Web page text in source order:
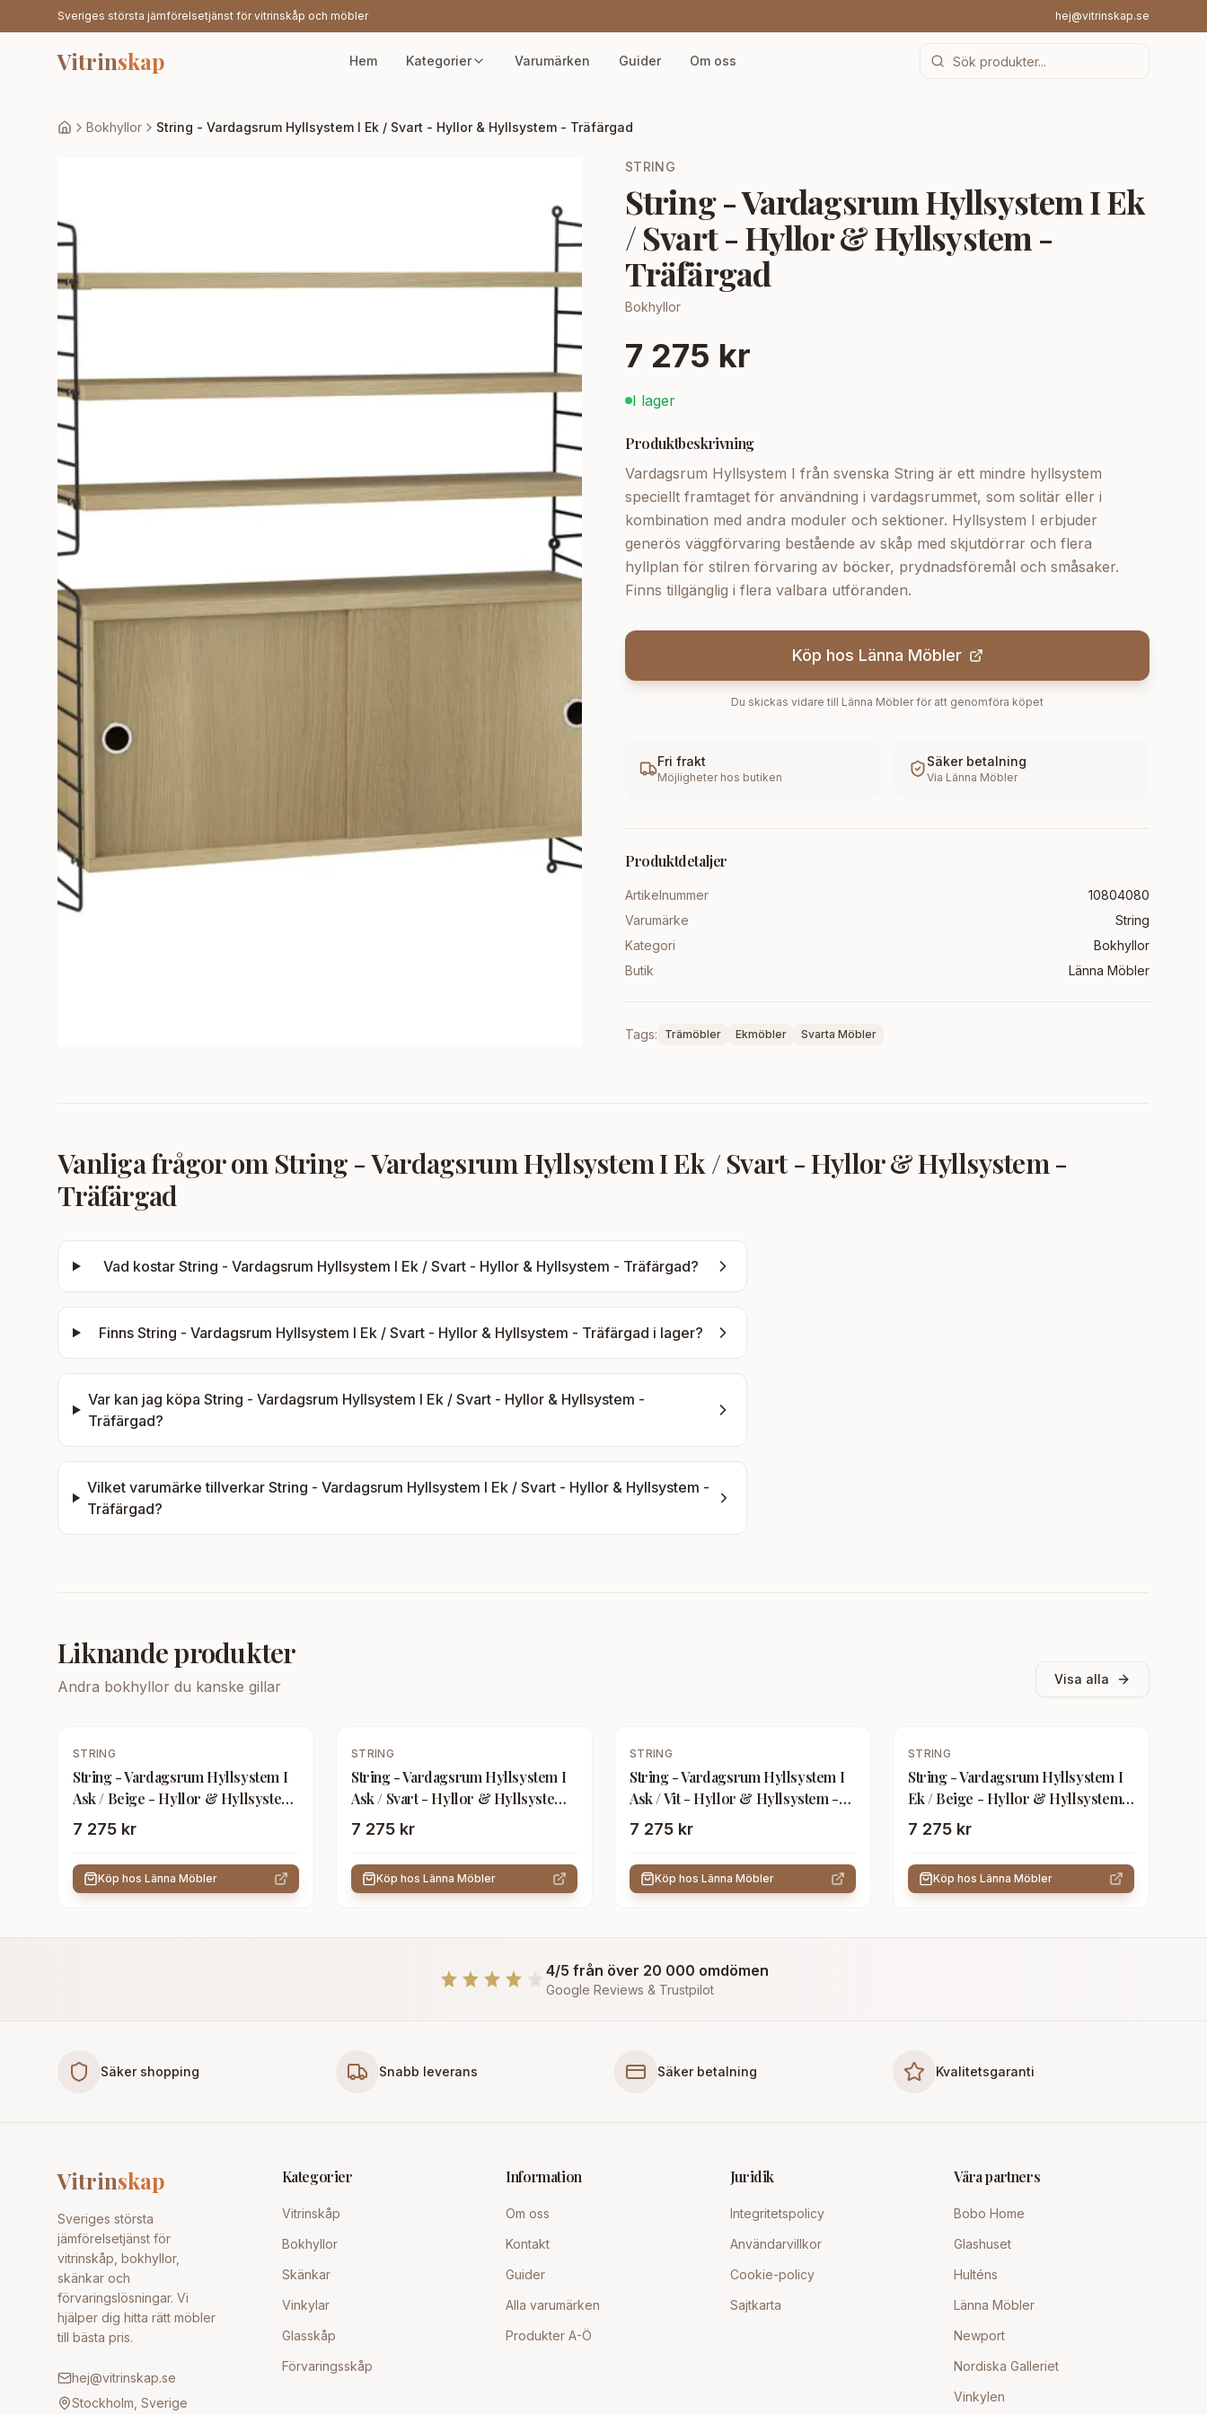
Sveriges största jämförelsetjänst för vitrinskåp och möbler hej@vitrinskap.se
Vitrinskap Hem Kategorier Varumärken Guider Om oss
Bokhyllor String - Vardagsrum Hyllsystem I Ek / Svart - Hyllor & Hyllsystem - Träfärgad
STRING
String - Vardagsrum Hyllsystem I Ek
/ Svart - Hyllor & Hyllsystem -
Träfärgad
Bokhyllor
7 275 kr
I lager
Produktbeskrivning
Vardagsrum Hyllsystem I från svenska String är ett mindre hyllsystem
speciellt framtaget för användning i vardagsrummet, som solitär eller i
kombination med andra moduler och sektioner. Hyllsystem I erbjuder
generös väggförvaring bestående av skåp med skjutdörrar och flera
hyllplan för stilren förvaring av böcker, prydnadsföremål och småsaker.
Finns tillgänglig i flera valbara utföranden.
Köp hos Länna Möbler
Du skickas vidare till Länna Möblerför att genomföra köpet
Fri frakt
Möjligheter hos butiken
Säker betalning
Via Länna Möbler
Produktdetaljer
Artikelnummer
10804080
Varumärke
String
Kategori
Bokhyllor
Butik
Länna Möbler
Tags: Trämöbler Ekmöbler Svarta Möbler
Vanliga frågor om String - Vardagsrum Hyllsystem I Ek / Svart - Hyllor & Hyllsystem -
Träfärgad
Vad kostar String - Vardagsrum Hyllsystem I Ek / Svart - Hyllor & Hyllsystem - Träfärgad?
Finns String - Vardagsrum Hyllsystem I Ek / Svart - Hyllor & Hyllsystem - Träfärgad i lager?
Var kan jag köpa String - Vardagsrum Hyllsystem I Ek / Svart - Hyllor & Hyllsystem -
Träfärgad?
Vilket varumärke tillverkar String - Vardagsrum Hyllsystem I Ek / Svart - Hyllor & Hyllsystem -
Träfärgad?
Liknande produkter
Andra bokhyllor du kanske gillar Visa alla
STRING
String - Vardagsrum Hyllsystem I
Ask / Beige - Hyllor & Hyllsystem
- Träfärgad
7 275 kr
Köp hos Länna Möbler
STRING
String - Vardagsrum Hyllsystem I
Ask / Svart - Hyllor & Hyllsystem -
Träfärgad
7 275 kr
Köp hos Länna Möbler
STRING
String - Vardagsrum Hyllsystem I
Ask / Vit - Hyllor & Hyllsystem -
Träfärgad
7 275 kr
Köp hos Länna Möbler
STRING
String - Vardagsrum Hyllsystem I
Ek / Beige - Hyllor & Hyllsystem -
Träfärgad
7 275 kr
Köp hos Länna Möbler
4/5 från över 20 000 omdömen
Google Reviews & Trustpilot
Säker shopping Snabb leverans Säker betalning Kvalitetsgaranti
Vitrinskap
Sveriges största
jämförelsetjänst för
vitrinskåp, bokhyllor,
skänkar och
förvaringslösningar. Vi
hjälper dig hitta rätt möbler
till bästa pris.
hej@vitrinskap.se
Stockholm, Sverige
Kategorier
Vitrinskåp
Bokhyllor
Skänkar
Vinkylar
Glasskåp
Förvaringsskåp
Information
Om oss
Kontakt
Guider
Alla varumärken
Produkter A-Ö
Juridik
Integritetspolicy
Användarvillkor
Cookie-policy
Sajtkarta
Våra partners
Bobo Home
Glashuset
Hulténs
Länna Möbler
Newport
Nordiska Galleriet
Vinkylen